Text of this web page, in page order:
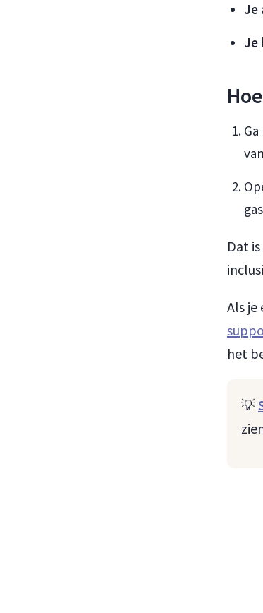
Je
Je
Dat
Als
het
💡